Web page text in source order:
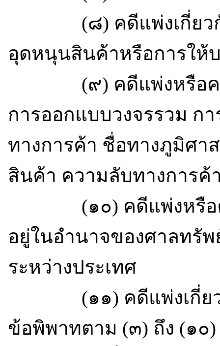
(๘) คดีแพ่งเกี่ยวกับ
อุดหนุนสินค้าหรือการให้
(๙) คดีแพ่งหรือคดีอ
การออกแบบวงจรรวม ก
ทางการค้า ชื่อทางภูมิศา
สินค้า ความลับทางการ
(๑๐) คดีแพ่งหรือค
อยู่ในอำนาจของศาลทรั
ระหว่างประเทศ
(๑๑) คดีแพ่งเกี่ยวกั
ข้อพิพาทตาม (๓) ถึง (๑๐)